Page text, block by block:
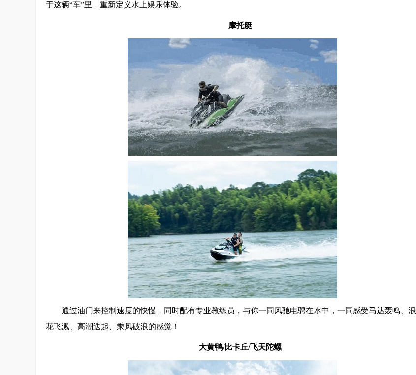
于这辆“车”里，重新定义水上娱乐体验。
摩托艇
通过油门来控制速度的快慢，同时配有专业教练员，与你一同风驰电骋在水中，一同感受马达轰鸣、浪
花飞溅、高潮迭起、乘风破浪的感觉！
大黄鸭/比卡丘/飞天陀螺